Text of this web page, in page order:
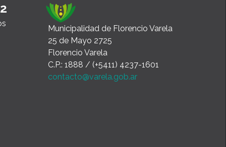
Municipalidad de Florencio Varela
25 de Mayo 2725
Florencio Varela
C.P.: 1888 / (+5411) 4237-1601
contacto@varela.gob.ar